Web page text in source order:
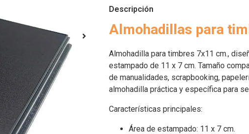
Descripción
Almohadillas para
Almohadilla para timbres 7x11 cm.,
estampado de 11 x 7 cm. Tamaño
de manualidades, scrapbooking,
almohadilla práctica y específica para
Características principales:
Área de estampado: 11 x 7 cm.